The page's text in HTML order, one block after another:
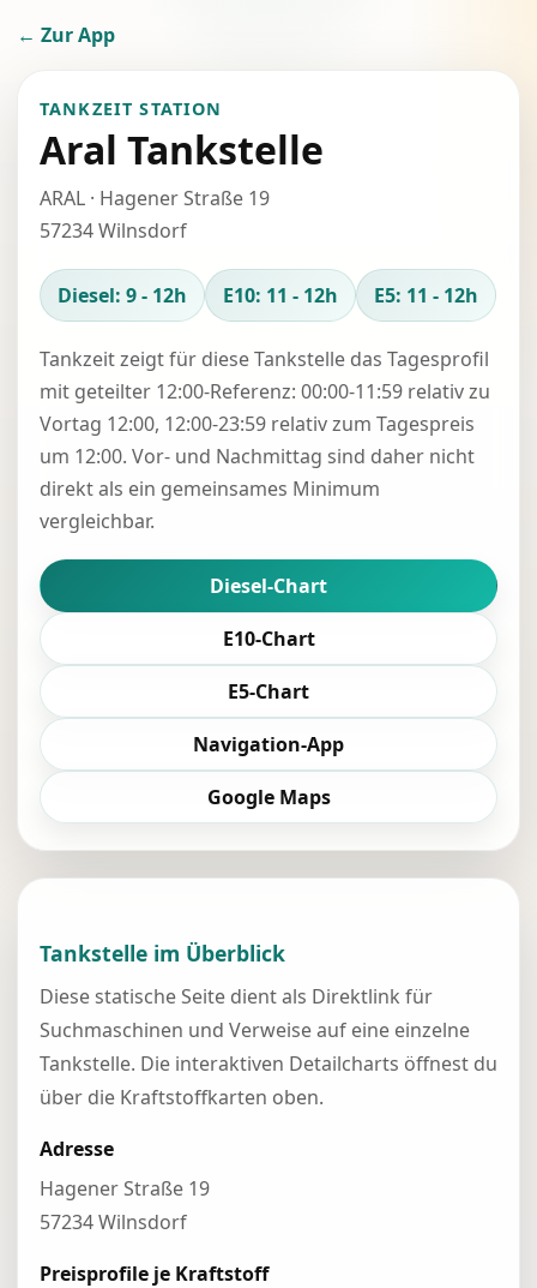
← Zur App
TANKZEIT STATION
Aral Tankstelle
ARAL · Hagener Straße 19
57234 Wilnsdorf
Diesel: 9 - 12h E10: 11 - 12h E5: 11 - 12h
Tankzeit zeigt für diese Tankstelle das Tagesprofil
mit geteilter 12:00-Referenz: 00:00-11:59 relativ zu
Vortag 12:00, 12:00-23:59 relativ zum Tagespreis
um 12:00. Vor- und Nachmittag sind daher nicht
direkt als ein gemeinsames Minimum
vergleichbar.
Diesel-Chart
E10-Chart
E5-Chart
Navigation-App
Google Maps
Tankstelle im Überblick
Diese statische Seite dient als Direktlink für
Suchmaschinen und Verweise auf eine einzelne
Tankstelle. Die interaktiven Detailcharts öffnest du
über die Kraftstoffkarten oben.
Adresse
Hagener Straße 19
57234 Wilnsdorf
Preisprofile je Kraftstoff